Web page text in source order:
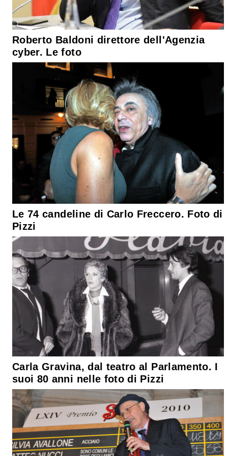
Roberto Baldoni direttore dell'Agenzia
cyber. Le foto
Le 74 candeline di Carlo Freccero. Foto di
Pizzi
Carla Gravina, dal teatro al Parlamento. I
suoi 80 anni nelle foto di Pizzi